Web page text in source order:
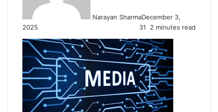
Narayan SharmaDecember 3,
2025
31 2 minutes read